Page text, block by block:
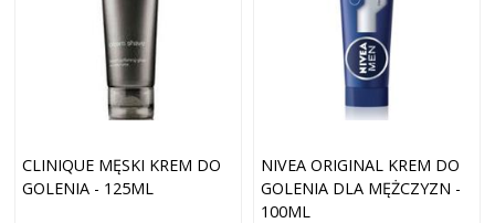
CLINIQUE MĘSKI KREM DO
GOLENIA - 125ML
NIVEA ORIGINAL KREM DO
GOLENIA DLA MĘŻCZYZN -
100ML